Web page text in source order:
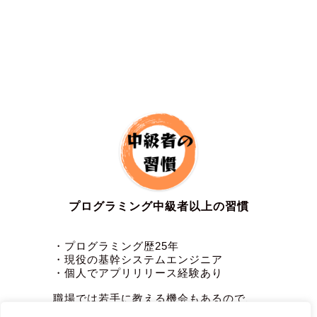
プログラミング中級者以上の習慣
・プログラミング歴25年
・現役の基幹システムエンジニア
・個人でアプリリリース経験あり
職場では若手に教える機会もあるので、